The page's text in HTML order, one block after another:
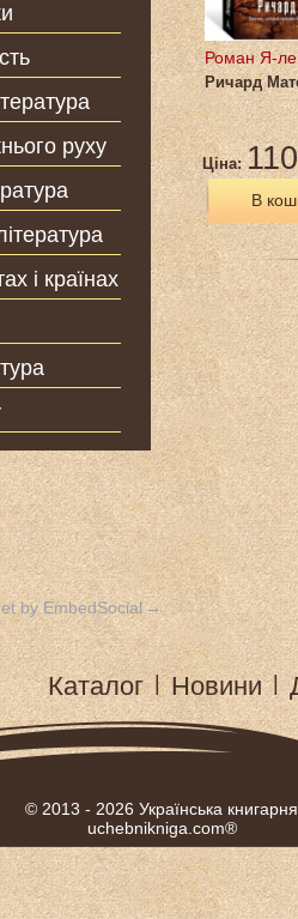
руху
і країнах
by EmbedSocial →
Роман Я-
Ричард
Ціна:
В
Каталог | Новини |
© 2013 - 2026 Українська книгарня
uchebnikniga.com®